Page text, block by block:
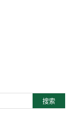
搜索